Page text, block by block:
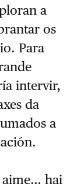
a
os
Para
intervir,
da
a
aime… hai